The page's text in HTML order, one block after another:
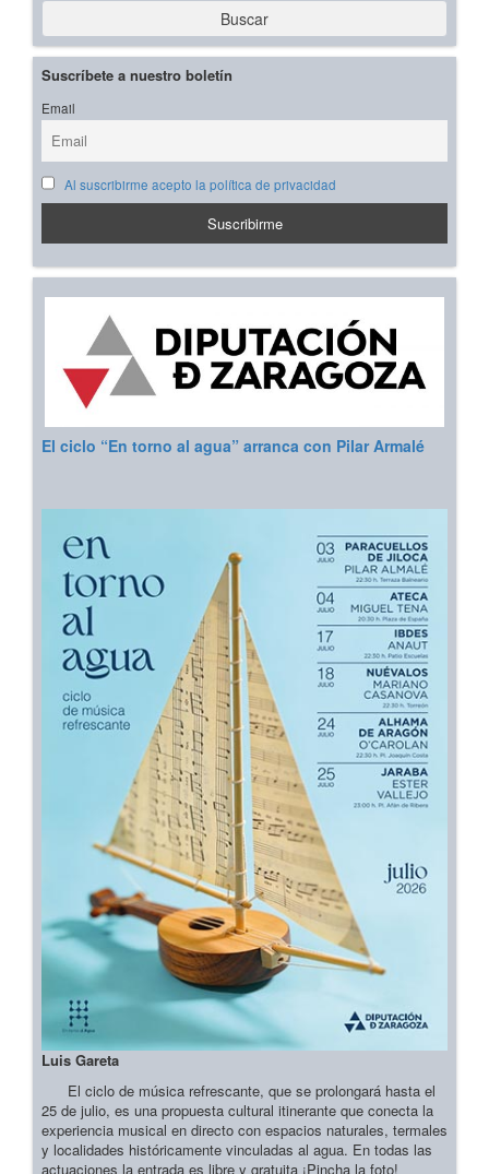
Buscar
Suscríbete a nuestro boletín
Email
Al suscribirme acepto la política de privacidad
El ciclo “En torno al agua” arranca con Pilar Armalé
Luis Gareta
El ciclo de música refrescante, que se prolongará hasta el
25 de julio, es una propuesta cultural itinerante que conecta la
experiencia musical en directo con espacios naturales, termales
y localidades históricamente vinculadas al agua. En todas las
actuaciones la entrada es libre y gratuita ¡Pincha la foto!